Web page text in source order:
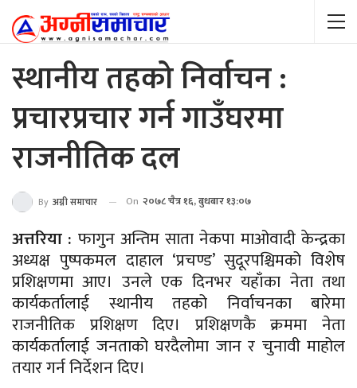
स्थानीय तहको निर्वाचन :
प्रचारप्रचार गर्न गाउँघरमा
राजनीतिक दल
By अग्नी समाचार On २०७८ चैत्र १६, बुधबार १३:०७
अत्तरिया : फागुन अन्तिम साता नेकपा माओवादी केन्द्रका
अध्यक्ष पुष्पकमल दाहाल ‘प्रचण्ड’ सुदूरपश्चिमको विशेष
प्रशिक्षणमा आए। उनले एक दिनभर यहाँका नेता तथा
कार्यकर्तालाई स्थानीय तहको निर्वाचनका बारेमा
राजनीतिक प्रशिक्षण दिए। प्रशिक्षणकै क्रममा नेता
कार्यकर्तालाई जनताको घरदैलोमा जान र चुनावी माहोल
तयार गर्न निर्देशन दिए।